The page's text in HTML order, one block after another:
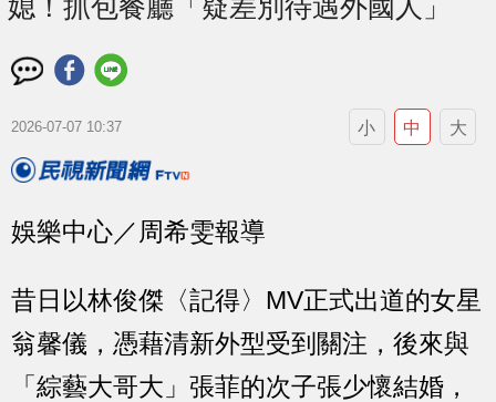
媳！抓包餐廳「疑差別待遇外國人」
2026-07-07 10:37 小 中 大
娛樂中心／周希雯報導
昔日以林俊傑〈記得〉MV正式出道的女星
翁馨儀，憑藉清新外型受到關注，後來與
「綜藝大哥大」張菲的次子張少懷結婚，